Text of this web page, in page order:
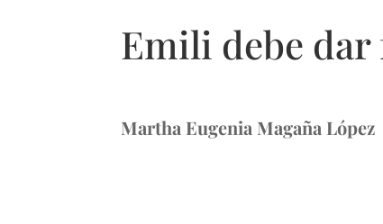
Emili debe dar
Martha Eugenia Magaña López